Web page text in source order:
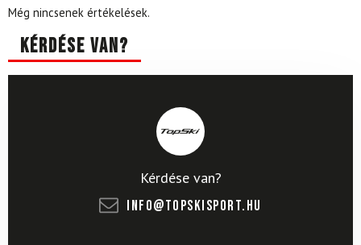
Még nincsenek értékelések.
Kérdése van?
Kérdése van?
info@topskisport.hu